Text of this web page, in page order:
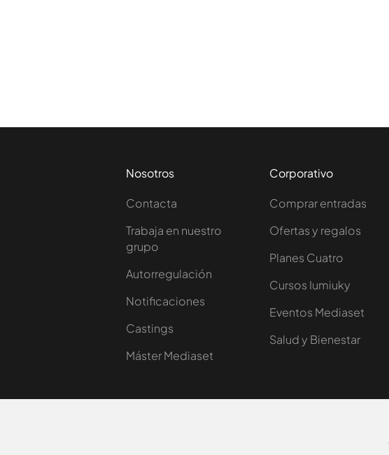
Nosotros
Contacta
Trabaja en nuestro
grupo
Autorregulación
Notificaciones
Castings
Máster Mediaset
Corporativo
Comprar entradas
Ofertas y regalos
Planes Cuatro
Cursos Iumiuky
Eventos Mediaset
Salud y Bienestar